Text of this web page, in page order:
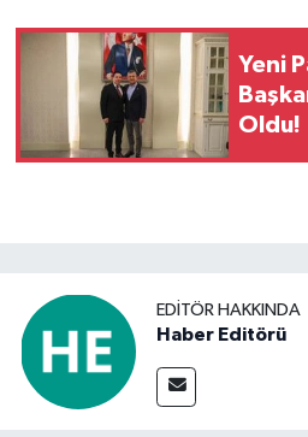
Yeni
Oldu!
EDITÖR HAKKINDA
Haber Editörü